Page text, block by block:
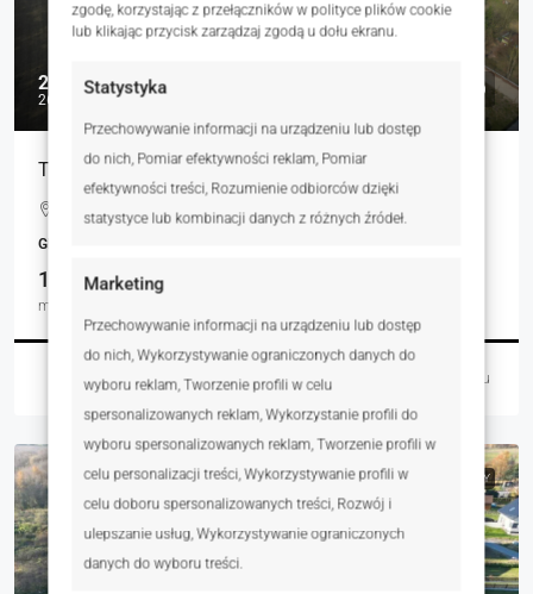
zgodę, korzystając z przełączników w polityce plików cookie
lub klikając przycisk zarządzaj zgodą u dołu ekranu.
Statystyka
Przechowywanie informacji na urządzeniu lub dostęp
do nich, Pomiar efektywności reklam, Pomiar
efektywności treści, Rozumienie odbiorców dzięki
statystyce lub kombinacji danych z różnych źródeł.
Marketing
Przechowywanie informacji na urządzeniu lub dostęp
do nich, Wykorzystywanie ograniczonych danych do
wyboru reklam, Tworzenie profili w celu
spersonalizowanych reklam, Wykorzystanie profili do
wyboru spersonalizowanych reklam, Tworzenie profili w
celu personalizacji treści, Wykorzystywanie profili w
celu doboru spersonalizowanych treści, Rozwój i
ulepszanie usług, Wykorzystywanie ograniczonych
danych do wyboru treści.
275 000 zł
267 zł
Twój prywatny las 15 minut od Gliwic
Tworogowska, Sierakowice, Polska
GRUNTY
1029.00
m²
Łukasz Czaja 4 dni temu
NA SPRZEDAŻ RYNEK WTÓRNY